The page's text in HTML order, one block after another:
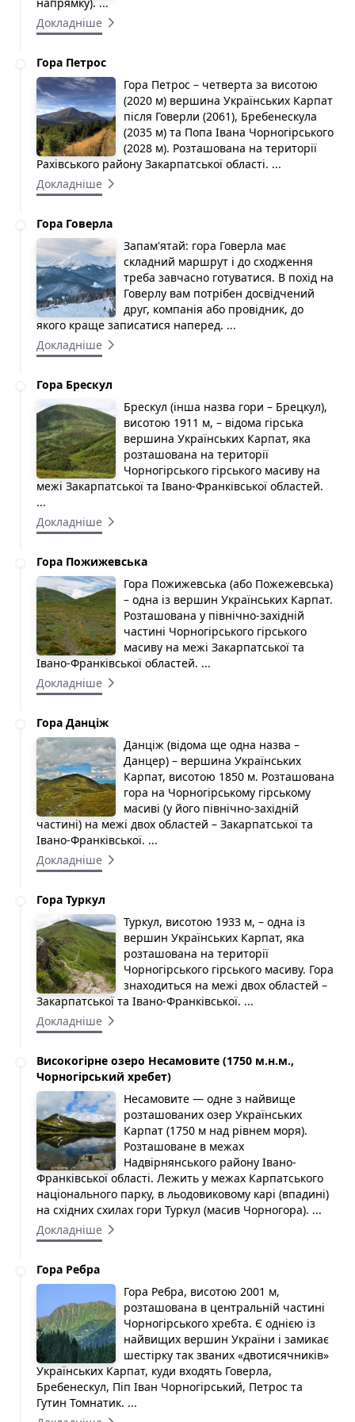
Докладніше
Гора Петрос
Гора Петрос – четверта за висотою
(2020 м) вершина Українських Карпат
після Говерли (2061), Бребенескула
(2035 м) та Попа Івана Чорногірського
(2028 м). Розташована на території
Рахівського району Закарпатської області. ...
Докладніше
Гора Говерла
Запам'ятай: гора Говерла має
складний маршрут і до сходження
треба завчасно готуватися. В похід на
Говерлу вам потрібен досвідчений
друг, компанія або провідник, до
якого краще записатися наперед. ...
Докладніше
Гора Брескул
Брескул (інша назва гори – Брецкул),
висотою 1911 м, – відома гірська
вершина Українських Карпат, яка
розташована на території
Чорногірського гірського масиву на
межі Закарпатської та Івано-Франківської областей.
...
Докладніше
Гора Пожижевська
Гора Пожижевська (або Пожежевська)
– одна із вершин Українських Карпат.
Розташована у північно-західній
частині Чорногірського гірського
масиву на межі Закарпатської та
Івано-Франківської областей. ...
Докладніше
Гора Данціж
Данціж (відома ще одна назва –
Данцер) – вершина Українських
Карпат, висотою 1850 м. Розташована
гора на Чорногірському гірському
масиві (у його північно-західній
частині) на межі двох областей – Закарпатської та
Івано-Франківської. ...
Докладніше
Гора Туркул
Туркул, висотою 1933 м, – одна із
вершин Українських Карпат, яка
розташована на території
Чорногірського гірського масиву. Гора
знаходиться на межі двох областей –
Закарпатської та Івано-Франківської. ...
Докладніше
Високогірне озеро Несамовите (1750 м.н.м.,
Чорногірський хребет)
Несамовите — одне з найвище
розташованих озер Українських
Карпат (1750 м над рівнем моря).
Розташоване в межах
Надвірнянського району Івано-
Франківської області. Лежить у межах Карпатського
національного парку, в льодовиковому карі (впадині)
на східних схилах гори Туркул (масив Чорногора). ...
Докладніше
Гора Ребра
Гора Ребра, висотою 2001 м,
розташована в центральній частині
Чорногірського хребта. Є однією із
найвищих вершин України і замикає
шестірку так званих «двотисячників»
Українських Карпат, куди входять Говерла,
Бребенескул, Піп Іван Чорногірський, Петрос та
Гутин Томнатик. ...